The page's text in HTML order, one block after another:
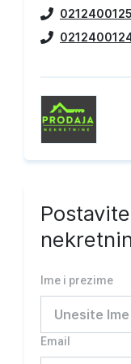
0212400125
Ime i prezime
Email